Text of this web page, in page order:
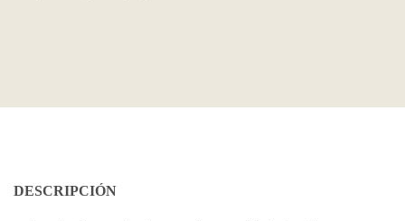
DESCRIPCIÓN